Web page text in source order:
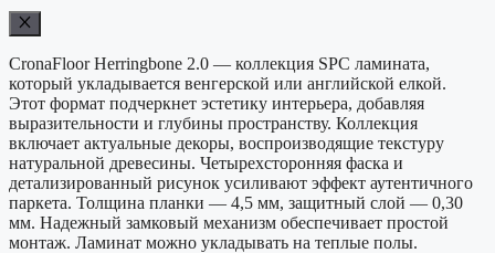
CronaFloor Herringbone 2.0 — коллекция SPC ламината,
который укладывается венгерской или английской елкой.
Этот формат подчеркнет эстетику интерьера, добавляя
выразительности и глубины пространству. Коллекция
включает актуальные декоры, воспроизводящие текстуру
натуральной древесины. Четырехсторонняя фаска и
детализированный рисунок усиливают эффект аутентичного
паркета. Толщина планки — 4,5 мм, защитный слой — 0,30
мм. Надежный замковый механизм обеспечивает простой
монтаж. Ламинат можно укладывать на теплые полы.